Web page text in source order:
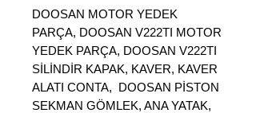
DOOSAN MOTOR YEDEK
PARÇA, DOOSAN V222TI MOTOR
YEDEK PARÇA, DOOSAN V222TI
SİLİNDİR KAPAK, KAVER, KAVER
ALATI CONTA, DOOSAN PİSTON
SEKMAN GÖMLEK, ANA YATAK,